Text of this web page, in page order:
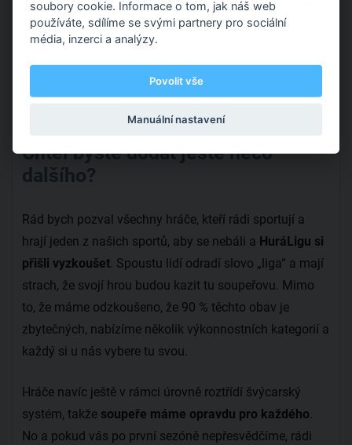
Chtěl byste dodat ještě něco
dalšího?
Rád bych pozval všechny hráče, kteří rádi sportují a
hrají jeden z našich sportů, aby se nebáli a HuráLigu si
přišli vyzkoušet. Spoustu lidí odradí slovo „liga“ a mají
strach, že svojí hrou budou kazit tu soupeřovu. Mimo
to, že máme odzkoušeno, že 90 % těchto obav je
zbytečných, nabízíme několik výkonnostních kategorií a
každý si u nás vybere tu svou.
Hráče navíc ještě v rámci úrovně roztřídí švýcarský
systém, takže soupeře máme opravdu pro každého.
No a pokud vás po první sezóně nepřesvědčíme, rádi
soubory cookie. Informace o tom, jak náš web
používáte, sdílíme se svými partnery pro sociální
média, inzerci a analýzy.
Povolit vše
Manuální nastavení